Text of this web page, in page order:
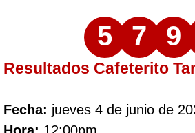
5 7 9
Resultados Cafeterito
Fecha: jueves 4 de junio de